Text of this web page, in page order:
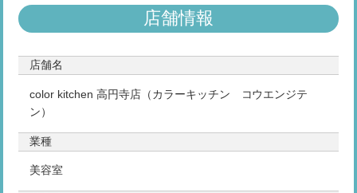
店舗情報
店舗名
color kitchen 高円寺店（カラーキッチン コウエンジテ
ン）
業種
美容室